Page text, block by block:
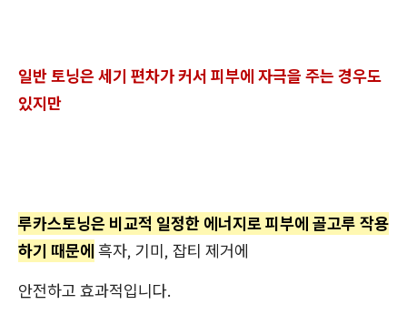
일반 토닝은 세기 편차가 커서 피부에 자극을 주는 경우도
있지만
루카스토닝은 비교적 일정한 에너지로 피부에 골고루 작용
하기 때문에 흑자, 기미, 잡티 제거에
안전하고 효과적입니다.